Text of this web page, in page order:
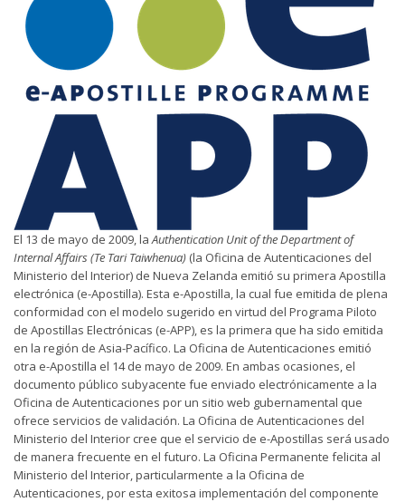
El 13 de mayo de 2009, laAuthentication Unit of the Department of
Internal Affairs(Te Tari Taiwhenua) (la Oficina de Autenticaciones del
Ministerio del Interior) de Nueva Zelanda emitió su primera Apostilla
electrónica (e-Apostilla). Esta e-Apostilla, la cual fue emitida de plena
conformidad con el modelo sugerido en virtud del Programa Piloto
de Apostillas Electrónicas (e-APP), es la primera que ha sido emitida
en la región de Asia-Pacífico. La Oficina de Autenticaciones emitió
otra e-Apostilla el 14 de mayo de 2009. En ambas ocasiones, el
documento público subyacente fue enviado electrónicamente a la
Oficina de Autenticaciones por un sitio web gubernamental que
ofrece servicios de validación. La Oficina de Autenticaciones del
Ministerio del Interior cree que el servicio de e-Apostillas será usado
de manera frecuente en el futuro. La Oficina Permanente felicita al
Ministerio del Interior, particularmente a la Oficina de
Autenticaciones, por esta exitosa implementación del componente